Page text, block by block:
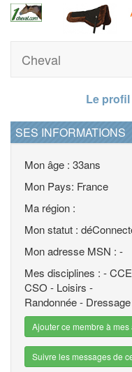
Cheval
Le
SES INFORMATIONS
Mon âge : 33ans
Mon Pays: France
Ma région :
Mon statut :
Mon adresse MSN : -
Mes disciplines : -
CSO - Loisirs -
Randonnée -
Ajouter ce membre à mes
Suivre les messages de